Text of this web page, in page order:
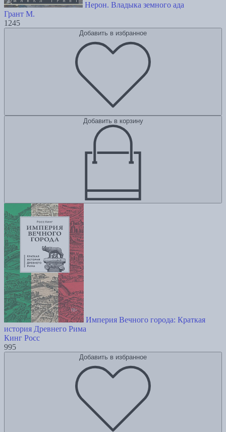
Нерон. Владыка земного ада
Грант М.
1245
Добавить в избранное
Добавить в корзину
Империя Вечного города: Краткая
история Древнего Рима
Кинг Росс
995
Добавить в избранное